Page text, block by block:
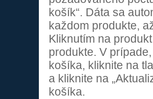
košík“. Dáta sa
každom produkte,
Kliknutím na
produkte. V
košíka, kliknite na
a kliknite na
košíka.